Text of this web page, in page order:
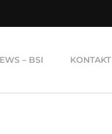
– BSI KONTAKT